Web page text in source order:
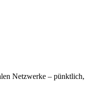
Netzwerke – pünktlich,